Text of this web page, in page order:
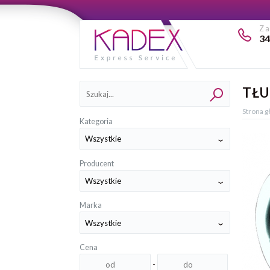
Kategoria
Producent
Marka
Cena
-
Kategorie
Strona